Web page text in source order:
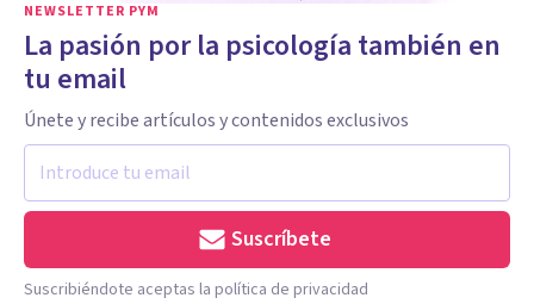
NEWSLETTER PYM
La pasión por la psicología también en
tu email
Únete y recibe artículos y contenidos exclusivos
Suscríbete
Suscribiéndote aceptas la política de privacidad